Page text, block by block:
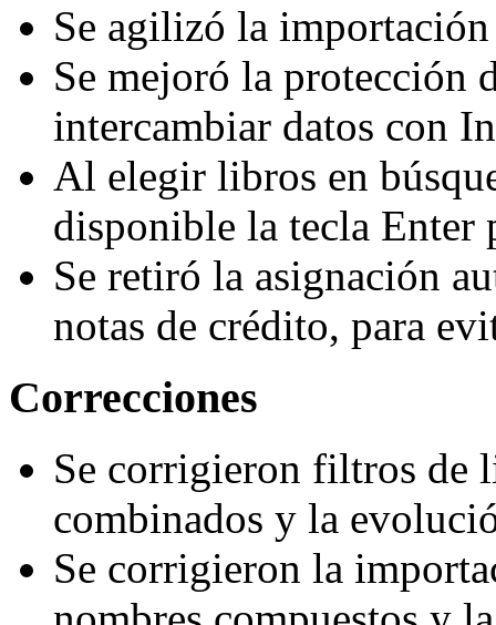
Se agilizó la
Se mejoró la protección
intercambiar datos con
Al elegir libros en
disponible la tecla Enter
Se retiró la asignación
notas de crédito, para
Correcciones
Se corrigieron filtros de
combinados y la
Se corrigieron la